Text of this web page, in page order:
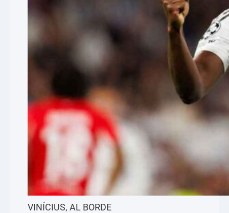
VINÍCIUS, AL BORDE